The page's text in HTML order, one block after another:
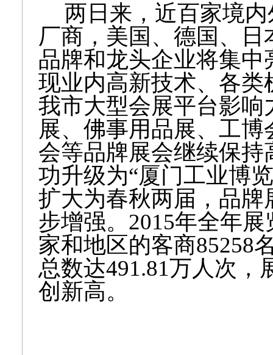
两日来，近百家境
厂商，美国、德国、
品牌和龙头企业将集中
现业内高新技术、各
我市大型会展平台影
展、佛事用品展、工
会等品牌展会继续保
功升级为“厦门工业博
扩大为春秋两届，品
步增强。2015年全年
家和地区的客商85258
总数达491.81万人次
创新高。